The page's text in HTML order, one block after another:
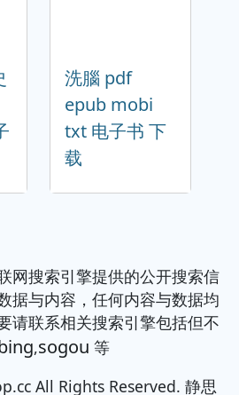
洗腦 pdf
epub mobi
txt 电子书 下
载
网搜索引擎提供的公开搜索信
据与内容，任何内容与数据均
请联系相关搜索引擎包括但不
,sogou 等
All Rights Reserved. 静思